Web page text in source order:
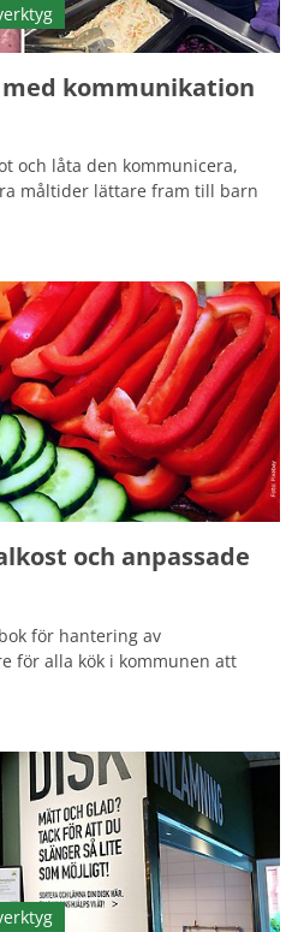
kommunikation
och låta den kommunicera,
måltider lättare fram till barn
och anpassade
för hantering av
för alla kök i kommunen att